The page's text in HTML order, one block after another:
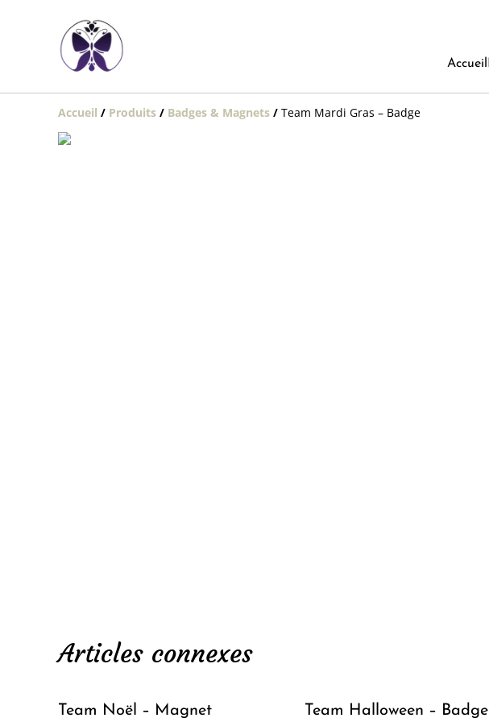
Accueil
Accueil / Produits / Badges & Magnets / Team Mardi Gras – Badge
Articles connexes
Team Noël – Magnet Team Halloween – Badge